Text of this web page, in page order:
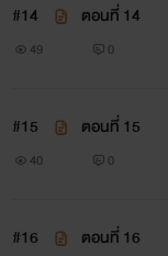
#14 ตอนที่ 14
49 0
#15 ตอนที่ 15
40 0
#16 ตอนที่ 16